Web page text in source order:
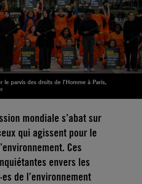
le parvis des droits de l'Homme à Paris,
mondiale s’abat sur
qui agissent pour le
Ces
envers les
de l’environnement